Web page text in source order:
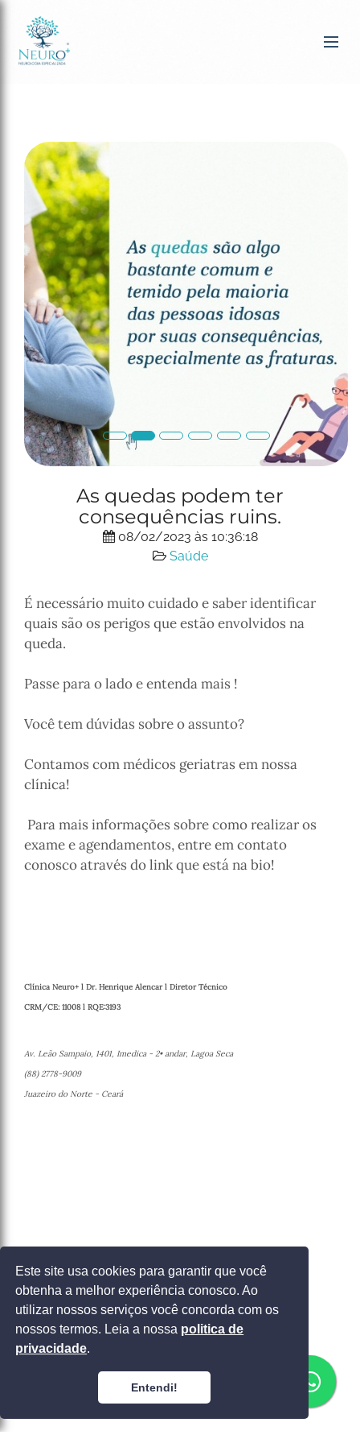
Este site usa cookies para garantir que você
obtenha a melhor experiência conosco. Ao
utilizar nossos serviços você concorda com os
nossos termos. Leia a nossa politica de
privacidade.
Entendi!
s
As quedas podem ter
consequências ruins.
08/02/2023 às 10:36:18
Saúde
É necessário muito cuidado e saber identificar
quais são os perigos que estão envolvidos na
queda.
Passe para o lado e entenda mais !
Você tem dúvidas sobre o assunto?
Contamos com médicos geriatras em nossa
clínica!
Para mais informações sobre como realizar os
exame e agendamentos, entre em contato
conosco através do link que está na bio!
Clínica Neuro+ l Dr. Henrique Alencar l Diretor Técnico
CRM/CE: 11008 l RQE:3193
Av. Leão Sampaio, 1401, Imedica - 2• andar, Lagoa Seca
(88) 2778-9009
Juazeiro do Norte - Ceará
Entrar em contato